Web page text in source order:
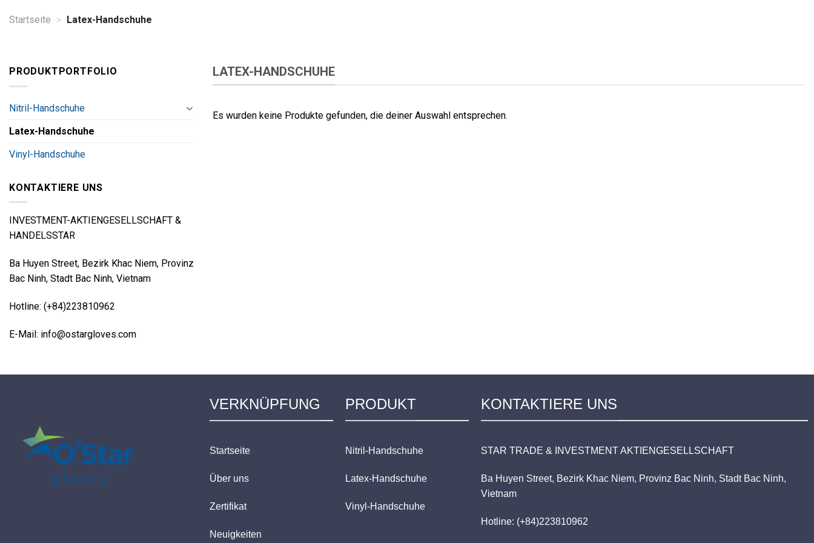
Startseite > Latex-Handschuhe
LATEX-HANDSCHUHE
Es wurden keine Produkte gefunden, die deiner Auswahl entsprechen.
PRODUKTPORTFOLIO
Nitril-Handschuhe
Latex-Handschuhe
Vinyl-Handschuhe
KONTAKTIERE UNS
INVESTMENT-AKTIENGESELLSCHAFT &
HANDELSSTAR
Ba Huyen Street, Bezirk Khac Niem, Provinz
Bac Ninh, Stadt Bac Ninh, Vietnam
Hotline: (+84)223810962
E-Mail: info@ostargloves.com
VERKNÜPFUNG
Startseite
Über uns
Zertifikat
Neuigkeiten
PRODUKT
Nitril-Handschuhe
Latex-Handschuhe
Vinyl-Handschuhe
KONTAKTIERE UNS
STAR TRADE & INVESTMENT AKTIENGESELLSCHAFT
Ba Huyen Street, Bezirk Khac Niem, Provinz Bac Ninh, Stadt Bac Ninh,
Vietnam
Hotline: (+84)223810962